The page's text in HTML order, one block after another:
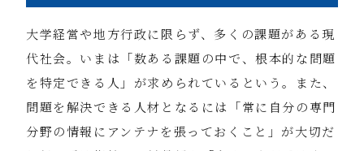
大学経営や地方行政に限らず、多くの課題がある現
代社会。いまは「数ある課題の中で、根本的な問題
を特定できる人」が求められているという。また、
問題を解決できる人材となるには「常に自分の専門
分野の情報にアンテナを張っておくこと」が大切だ